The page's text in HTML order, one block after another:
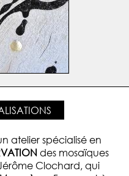
RÉALISATIONS
atelier spécialisé en
des mosaïques
Clochard, qui